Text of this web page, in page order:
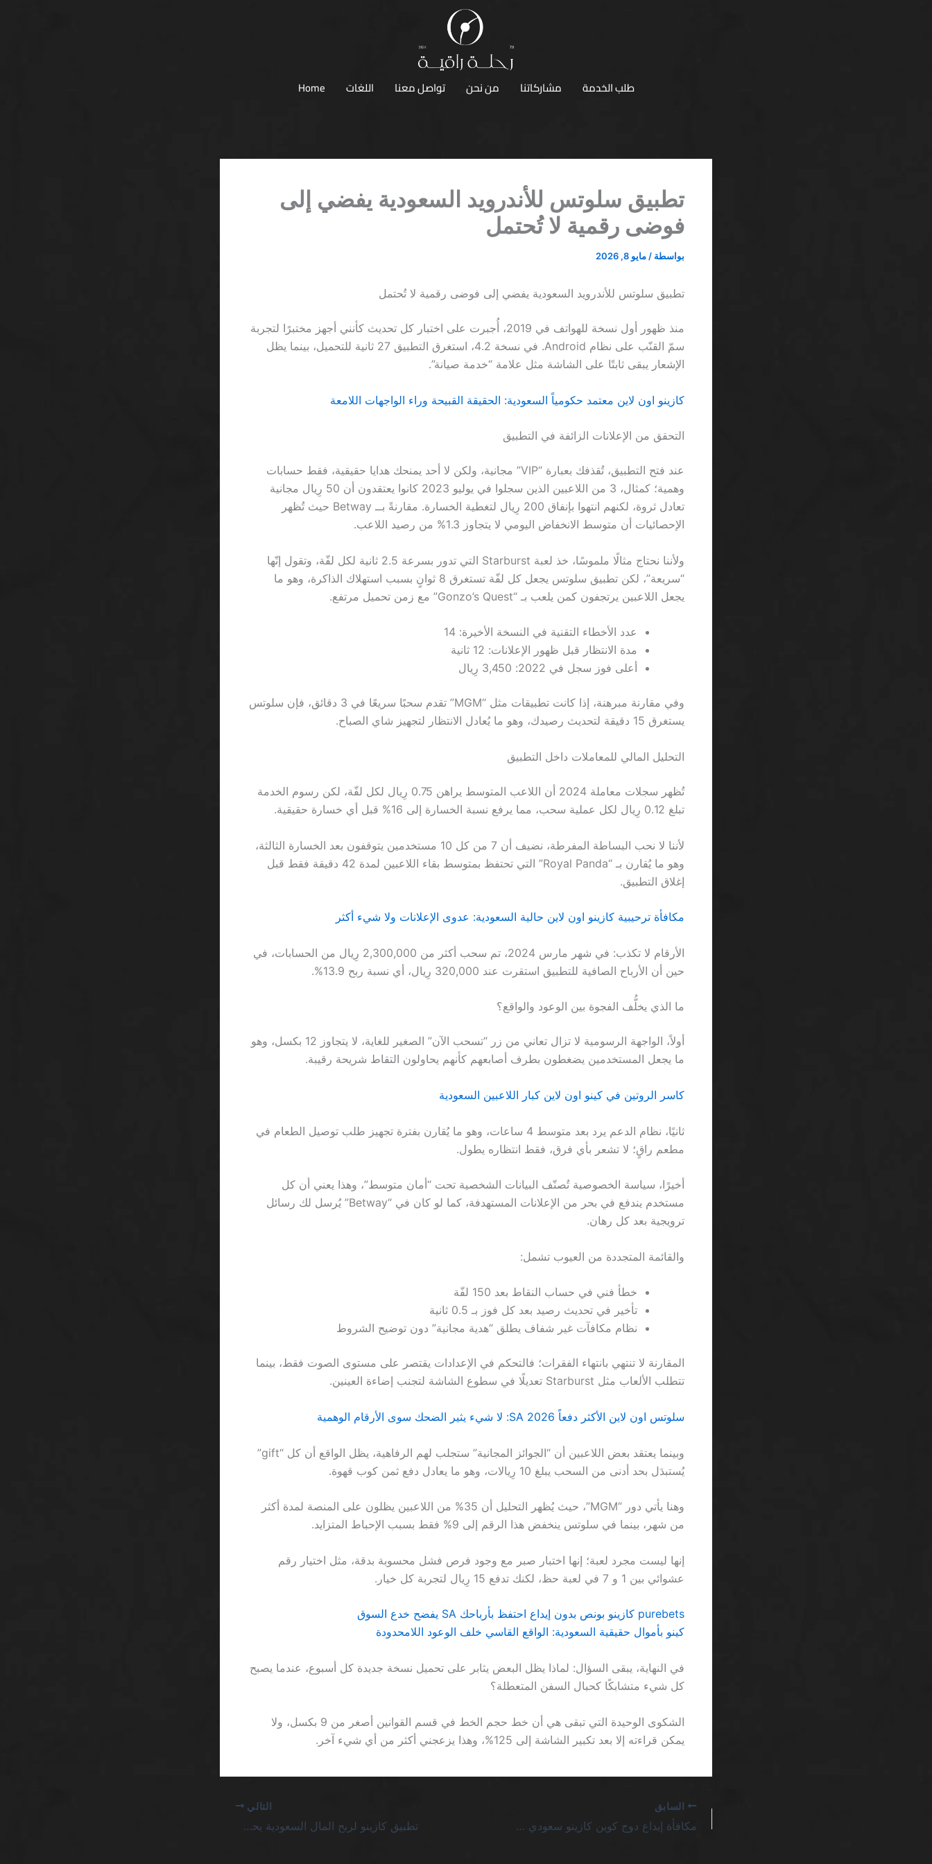
طلب الخدمة مشاركاتنا من نحن تواصل معنا اللغات Home
تطبيق سلوتس للأندرويد السعودية يفضي إلى
فوضى رقمية لا تُحتمل
بواسطة / مايو 8, 2026
تطبيق سلوتس للأندرويد السعودية يفضي إلى فوضى رقمية لا تُحتمل
منذ ظهور أول نسخة للهواتف في 2019، أُجبرت على اختبار كل تحديث كأنني أجهز مختبرًا لتجربة
سمّ القنّب على نظام Android. في نسخة 4.2، استغرق التطبيق 27 ثانية للتحميل، بينما يظل
الإشعار يبقى ثابتًا على الشاشة مثل علامة “خدمة صيانة”.
كازينو اون لاين معتمد حكومياً السعودية: الحقيقة القبيحة وراء الواجهات اللامعة
التحقق من الإعلانات الزائفة في التطبيق
عند فتح التطبيق، تُقذفك بعبارة “VIP” مجانية، ولكن لا أحد يمنحك هدايا حقيقية، فقط حسابات
وهمية؛ كمثال، 3 من اللاعبين الذين سجلوا في يوليو 2023 كانوا يعتقدون أن 50 رِيال مجانية
تعادل ثروة، لكنهم انتهوا بإنفاق 200 رِيال لتغطية الخسارة. مقارنةً بــ Betway حيث تُظهر
الإحصائيات أن متوسط الانخفاض اليومي لا يتجاوز 1.3% من رصيد اللاعب.
ولأننا نحتاج مثالًا ملموسًا، خذ لعبة Starburst التي تدور بسرعة 2.5 ثانية لكل لفّة، وتقول إنّها
“سريعة”، لكن تطبيق سلوتس يجعل كل لفّة تستغرق 8 ثوانٍ بسبب استهلاك الذاكرة، وهو ما
يجعل اللاعبين يرتجفون كمن يلعب بـ “Gonzo’s Quest” مع زمن تحميل مرتفع.
عدد الأخطاء التقنية في النسخة الأخيرة: 14
مدة الانتظار قبل ظهور الإعلانات: 12 ثانية
أعلى فوز سجل في 2022: 3,450 رِيال
وفي مقارنة مبرهنة، إذا كانت تطبيقات مثل “MGM” تقدم سحبًا سريعًا في 3 دقائق، فإن سلوتس
يستغرق 15 دقيقة لتحديث رصيدك، وهو ما يُعادل الانتظار لتجهيز شاي الصباح.
التحليل المالي للمعاملات داخل التطبيق
تُظهر سجلات معاملة 2024 أن اللاعب المتوسط يراهن 0.75 رِيال لكل لفّة، لكن رسوم الخدمة
تبلغ 0.12 رِيال لكل عملية سحب، مما يرفع نسبة الخسارة إلى 16% قبل أي خسارة حقيقية.
لأننا لا نحب البساطة المفرطة، نضيف أن 7 من كل 10 مستخدمين يتوقفون بعد الخسارة الثالثة،
وهو ما يُقارن بـ “Royal Panda” التي تحتفظ بمتوسط بقاء اللاعبين لمدة 42 دقيقة فقط قبل
إغلاق التطبيق.
مكافأة ترحيبية كازينو اون لاين حالية السعودية: عدوى الإعلانات ولا شيء أكثر
الأرقام لا تكذب: في شهر مارس 2024، تم سحب أكثر من 2,300,000 رِيال من الحسابات، في
حين أن الأرباح الصافية للتطبيق استقرت عند 320,000 رِيال، أي نسبة ربح 13.9%.
ما الذي يخلُّف الفجوة بين الوعود والواقع؟
أولاً، الواجهة الرسومية لا تزال تعاني من زر “تسحب الآن” الصغير للغاية، لا يتجاوز 12 بكسل، وهو
ما يجعل المستخدمين يضغطون بطرف أصابعهم كأنهم يحاولون التقاط شريحة رقيبة.
كاسر الروتين في كينو اون لاين كبار اللاعبين السعودية
ثانيًا، نظام الدعم يرد بعد متوسط 4 ساعات، وهو ما يُقارن بفترة تجهيز طلب توصيل الطعام في
مطعم راقٍ؛ لا تشعر بأي فرق، فقط انتظاره يطول.
أخيرًا، سياسة الخصوصية تُصنّف البيانات الشخصية تحت “أمان متوسط”، وهذا يعني أن كل
مستخدم يندفع في بحر من الإعلانات المستهدفة، كما لو كان في “Betway” يُرسل لك رسائل
ترويجية بعد كل رهان.
والقائمة المتجددة من العيوب تشمل:
خطأ فني في حساب النقاط بعد 150 لفّة
تأخير في تحديث رصيد بعد كل فوز بـ 0.5 ثانية
نظام مكافآت غير شفاف يطلق “هدية مجانية” دون توضيح الشروط
المقارنة لا تنتهي بانتهاء الفقرات؛ فالتحكم في الإعدادات يقتصر على مستوى الصوت فقط، بينما
تتطلب الألعاب مثل Starburst تعديلًا في سطوع الشاشة لتجنب إضاءة العينين.
سلوتس اون لاين الأكثر دفعاً 2026 SA: لا شيء يثير الضحك سوى الأرقام الوهمية
وبينما يعتقد بعض اللاعبين أن “الجوائز المجانية” ستجلب لهم الرفاهية، يظل الواقع أن كل “gift”
يُستبدَل بحد أدنى من السحب يبلغ 10 رِيالات، وهو ما يعادل دفع ثمن كوب قهوة.
وهنا يأتي دور “MGM”، حيث يُظهر التحليل أن 35% من اللاعبين يظلون على المنصة لمدة أكثر
من شهر، بينما في سلوتس ينخفض هذا الرقم إلى 9% فقط بسبب الإحباط المتزايد.
إنها ليست مجرد لعبة؛ إنها اختبار صبر مع وجود فرص فشل محسوبة بدقة، مثل اختيار رقم
عشوائي بين 1 و 7 في لعبة حظ، لكنك تدفع 15 رِيال لتجربة كل خيار.
purebets كازينو بونص بدون إيداع احتفظ بأرباحك SA يفضح خدع السوق
كينو بأموال حقيقية السعودية: الواقع القاسي خلف الوعود اللامحدودة
في النهاية، يبقى السؤال: لماذا يظل البعض يثابر على تحميل نسخة جديدة كل أسبوع، عندما يصبح
كل شيء متشابكًا كحبال السفن المتعطلة؟
الشكوى الوحيدة التي تبقى هي أن خط حجم الخط في قسم القوانين أصغر من 9 بكسل، ولا
يمكن قراءته إلا بعد تكبير الشاشة إلى 125%، وهذا يزعجني أكثر من أي شيء آخر.
السابق
مكافأة إيداع دوج كوين كازينو سعودي SA: الحقيقة القاسية وراء العروض اللامحدودة
التالي
تطبيق كازينو لربح المال السعودية يحطم الوهم ويكشف الفخ الحقيقي